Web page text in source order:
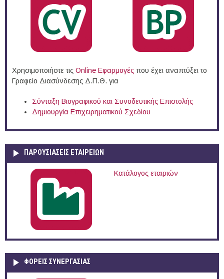
Χρησιμοποιήστε τις Online Eφαρμογές που έχει αναπτύξει το
Γραφείο Διασύνδεσης Δ.Π.Θ. για
Σύνταξη Βιογραφικού και Συνοδευτικής Επιστολής
Δημιουργία Επιχειρηματικού Σχεδίου
ΠΑΡΟΥΣΙΆΣΕΙΣ ΕΤΑΙΡΕΙΏΝ
Κατάλογος εταιριών
ΦΟΡΕΙΣ ΣΥΝΕΡΓΑΣΙΑΣ